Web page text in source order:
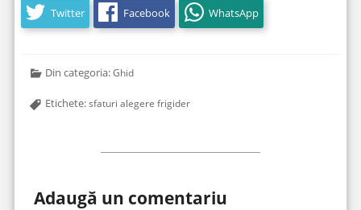
Twitter Facebook WhatsApp
Din categoria:Ghid
Etichete:sfaturi alegere frigider
Adaugă un comentariu